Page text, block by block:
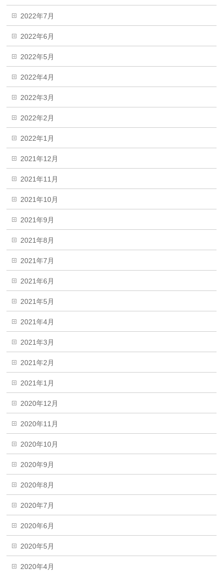
2022年7月
2022年6月
2022年5月
2022年4月
2022年3月
2022年2月
2022年1月
2021年12月
2021年11月
2021年10月
2021年9月
2021年8月
2021年7月
2021年6月
2021年5月
2021年4月
2021年3月
2021年2月
2021年1月
2020年12月
2020年11月
2020年10月
2020年9月
2020年8月
2020年7月
2020年6月
2020年5月
2020年4月